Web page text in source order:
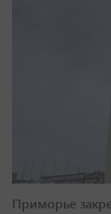
Приморье